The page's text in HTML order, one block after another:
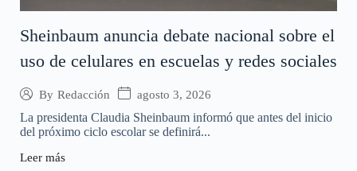
Sheinbaum anuncia debate nacional sobre el
uso de celulares en escuelas y redes sociales
By Redacción agosto 3, 2026
La presidenta Claudia Sheinbaum informó que antes del inicio
del próximo ciclo escolar se definirá...
Leer más